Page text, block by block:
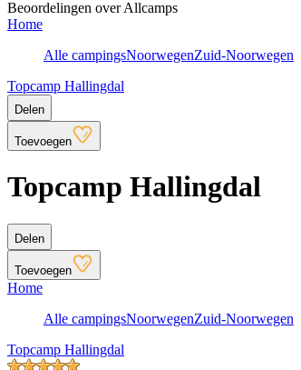
Beoordelingen over Allcamps
Home
Alle campingsNoorwegenZuid-Noorwegen
Topcamp Hallingdal
Delen
Toevoegen
Topcamp Hallingdal
Delen
Toevoegen
Home
Alle campingsNoorwegenZuid-Noorwegen
Topcamp Hallingdal